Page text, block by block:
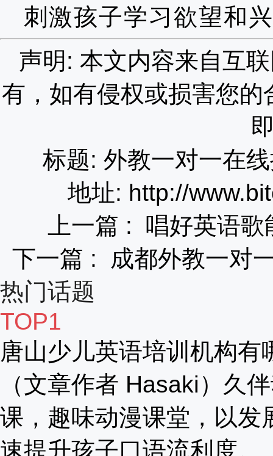
刺激孩子学习欲望和
声明: 本文内容来自互
有，如有侵权或损害您
标题: 外教一对一在
地址: http://
上一篇 : 唱好英语歌
下一篇 : 成都外教一对
热门话题
TOP1
唐山少儿英语培训机构
（文章作者 Hasaki）久
课，趣味动漫课堂，以发
速提升孩子口语流利度。